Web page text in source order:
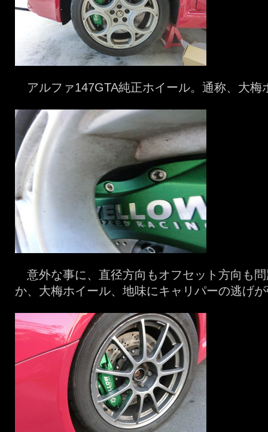
アルファ147GTA純正ホイール。通称、大梅
意外な事に、直径方向もオフセット方向も
か、大梅ホイール、地味にキャリパーの逃げ